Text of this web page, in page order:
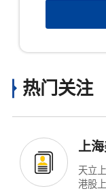
热门关注
上
天立
港股